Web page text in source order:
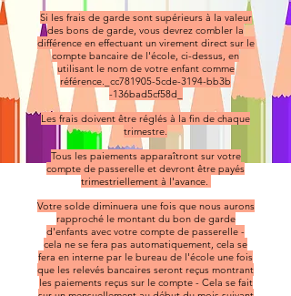
Si les frais de garde sont supérieurs à la valeur
des bons de garde, vous devrez combler la
différence en effectuant un virement direct sur le
compte bancaire de l'école, ci-dessus, en
utilisant le nom de votre enfant comme
référence._cc781905-5cde-3194-bb3b
-136bad5cf58d_
Les frais doivent être réglés à la fin de chaque
trimestre.
Tous les paiements apparaîtront sur votre
compte de passerelle et devront être payés
trimestriellement à l'avance.
Votre solde diminuera une fois que nous aurons
rapproché le montant du bon de garde
d'enfants avec votre compte de passerelle -
cela ne se fera pas automatiquement, cela se
fera en interne par le bureau de l'école une fois
que les relevés bancaires seront reçus montrant
les paiements reçus sur le compte - Cela se fait